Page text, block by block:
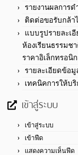
รายงานผลการด
ติดต่อขอรับกล้า
แบบรูปรายละเ
ห้องเรียนธรรมช
ราคาอิเล็กทรอนิ
รายละเอียดข้อ
เทคนิคการให้บ
เข้าสู่ระบบ
เข้าสู่ระบบ
เข้าฟีด
แสดงความเห็นฟีด